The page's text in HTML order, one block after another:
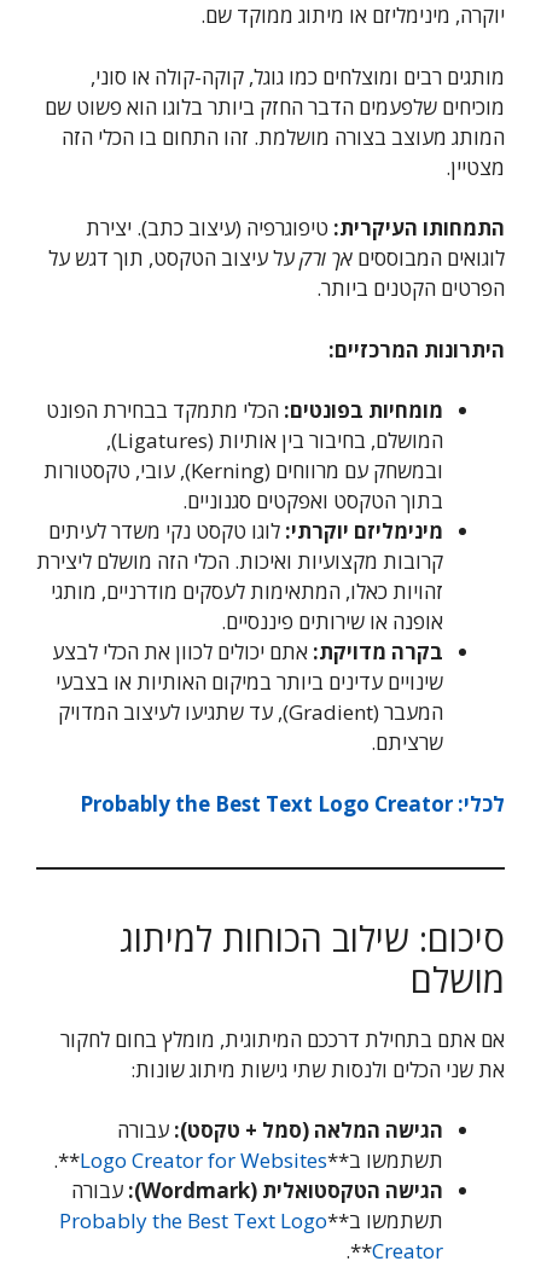
יוקרה, מינימליזם או מיתוג ממוקד שם.
מותגים רבים ומוצלחים כמו גוגל, קוקה-קולה או סוני,
מוכיחים שלפעמים הדבר החזק ביותר בלוגו הוא פשוט שם
המותג מעוצב בצורה מושלמת. זהו התחום בו הכלי הזה
מצטיין.
התמחותו העיקרית: טיפוגרפיה (עיצוב כתב). יצירת
לוגואים המבוססים אך ורקעל עיצוב הטקסט, תוך דגש על
הפרטים הקטנים ביותר.
היתרונות המרכזיים:
מומחיות בפונטים: הכלי מתמקד בבחירת הפונט
המושלם, בחיבור בין אותיות (Ligatures),
ובמשחק עם מרווחים (Kerning), עובי, טקסטורות
בתוך הטקסט ואפקטים סגנוניים.
מינימליזם יוקרתי: לוגו טקסט נקי משדר לעיתים
קרובות מקצועיות ואיכות. הכלי הזה מושלם ליצירת
זהויות כאלו, המתאימות לעסקים מודרניים, מותגי
אופנה או שירותים פיננסיים.
בקרה מדויקת: אתם יכולים לכוון את הכלי לבצע
שינויים עדינים ביותר במיקום האותיות או בצבעי
המעבר (Gradient), עד שתגיעו לעיצוב המדויק
שרציתם.
לכלי: Probably the Best Text Logo Creator
סיכום: שילוב הכוחות למיתוג
מושלם
אם אתם בתחילת דרככם המיתוגית, מומלץ בחום לחקור
את שני הכלים ולנסות שתי גישות מיתוג שונות:
הגישה המלאה (סמל + טקסט): עבורה
תשתמשו ב**Logo Creator for Websites
**.
הגישה הטקסטואלית (Wordmark):
עבורה
תשתמשו ב**Probably the Best Text Logo
Creator
**.